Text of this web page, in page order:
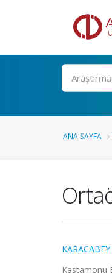
Ara
ANA SAYFA
Kastamonu